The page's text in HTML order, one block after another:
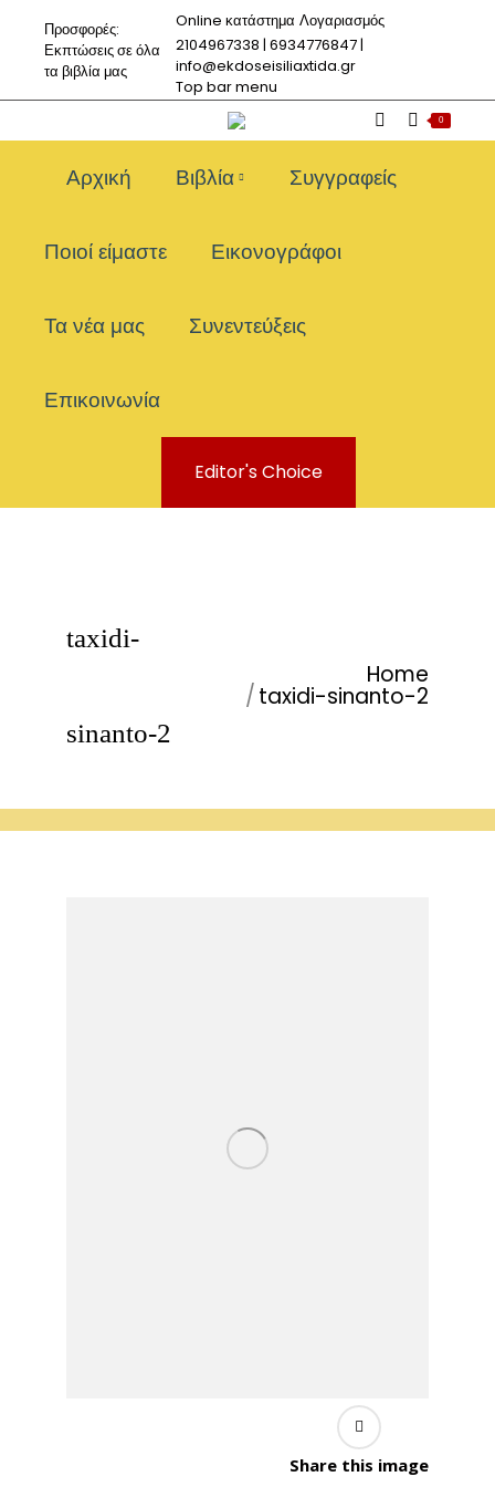
Προσφορές:
Εκπτώσεις σε όλα
τα βιβλία μας
Online κατάστημα Λογαριασμός
2104967338 | 6934776847 |
info@ekdoseisiliaxtida.gr
Top bar menu
0
Αρχική Βιβλία Συγγραφείς
Ποιοί είμαστε Εικονογράφοι
Τα νέα μας Συνεντεύξεις
Επικοινωνία
Editor's Choice
taxidi-
sinanto-2
Home
taxidi-sinanto-2
Share this image